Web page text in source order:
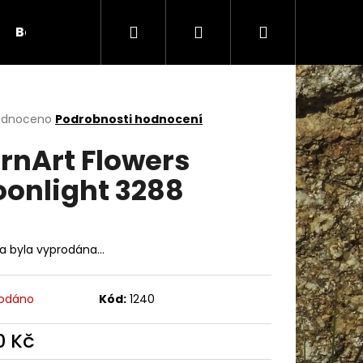
Bambule Háčky Duté vlákno
Hledat PřihlášeníNákupní
košík
Podrobnosti hodnocení
Flowers
3288
byla vyprodána…
Kód: 1240
Kč